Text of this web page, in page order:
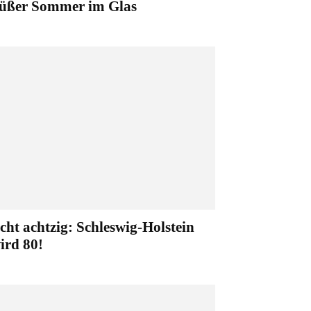
Sommer im Glas
achtzig: Schleswig-Holstein
80!